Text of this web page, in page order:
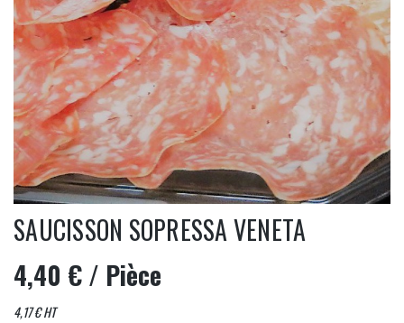
SAUCISSON SOPRESSA VENETA
4,40 €/ Pièce
4,17 € HT